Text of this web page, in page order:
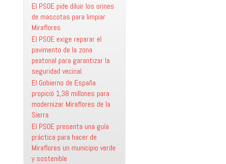
El PSOE pide diluir los orines
de mascotas para limpiar
Miraflores
El PSOE exige reparar el
pavimento de la zona
peatonal para garantizar la
seguridad vecinal.
El Gobierno de España
propició 1,38 millones para
modernizar Miraflores de la
Sierra
El PSOE presenta una guía
práctica para hacer de
Miraflores un municipio verde
y sostenible